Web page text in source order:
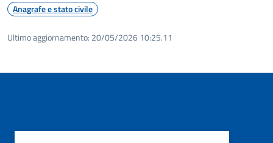
Anagrafe e stato civile
Ultimo aggiornamento: 20/05/2026 10:25.11